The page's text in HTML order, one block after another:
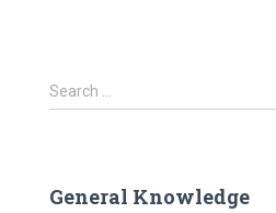
S
e
h
Search …
General Knowledge